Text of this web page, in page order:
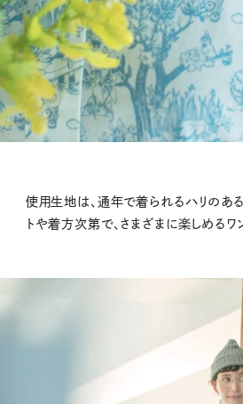
使用生地は、通年で着られるハリのある
トや着方次第で、さまざまに楽しめるワ